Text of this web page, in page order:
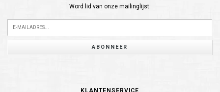
Word lid van onze mailinglijst:
ABONNEER
KLANTENSERVICE